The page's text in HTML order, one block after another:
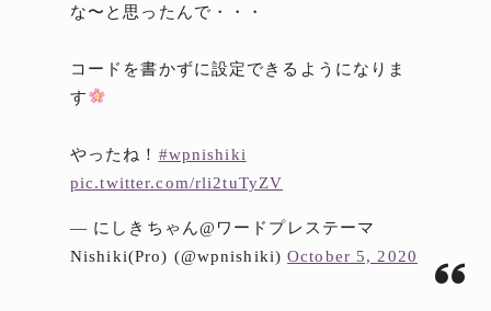
な〜と思ったんで・・・
コードを書かずに設定できるようになりま
す
やったね！ #wpnishiki
pic.twitter.com/rli2tuTyZV
— にしきちゃん@ワードプレステーマ
Nishiki(Pro) (@wpnishiki)October 5, 2020